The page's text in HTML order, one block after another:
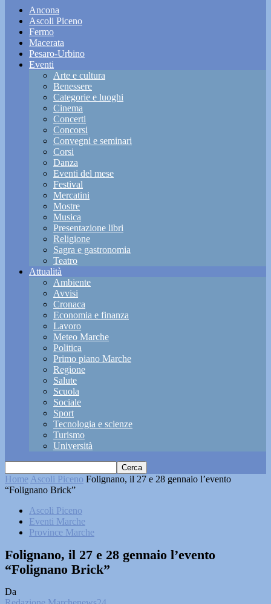
Ancona
Ascoli Piceno
Fermo
Macerata
Pesaro-Urbino
Eventi
Arte e cultura
Benessere
Categorie e luoghi
Cinema
Concerti
Concorsi
Convegni e seminari
Corsi
Danza
Eventi del mese
Festival
Mercatini
Mostre
Musica
Presentazione libri
Religione
Sagra e gastronomia
Teatro
Attualità
Ambiente
Avvisi
Cronaca
Economia e finanza
Lavoro
Meteo Marche
Politica
Primo piano Marche
Regione
Salute
Scuola
Sociale
Sport
Tecnologia e scienze
Turismo
Università
Home Ascoli Piceno Folignano, il 27 e 28 gennaio l’evento
“Folignano Brick”
Ascoli Piceno
Eventi Marche
Province Marche
Folignano, il 27 e 28 gennaio l’evento
“Folignano Brick”
Da